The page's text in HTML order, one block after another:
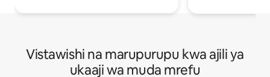
Vistawishi na marupurupu kwa ajili ya
ukaaji wa muda mrefu